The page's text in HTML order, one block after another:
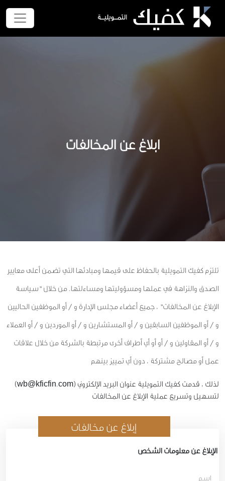
ابلاغ عن المخالفات
تلتزم كفيك التمويلية بالحفاظ على قيمها ومبادئها التي تضمن أعلى معايير
الصدق والنزاهة في عملها ومسؤوليتها ومساءلتها. من خلال "سياسة
الإبلاغ عن المخالفات" ، جميع أعضاء مجلس الإدارة و / أو الموظفين الحاليين
و / أو الموظفين السابقين و / أو المستشارين و / أو الموردين و / أو العملاء
و / أو المقاولين و / أو أو أي أطراف أخرى مرتبطة بالشركة من خلال علاقات
عمل أو مصالح مشتركة ، دون أي تمييز بينهم
لذلك ، قدمت كفيك التمويلية عنوان البريد الإلكتروني (wb@kficfin.com)
لتسهيل وتسريع عملية الإبلاغ عن المخالفات
إبلاغ عن مخالفات
الإبلاغ عن معلومات الشخص